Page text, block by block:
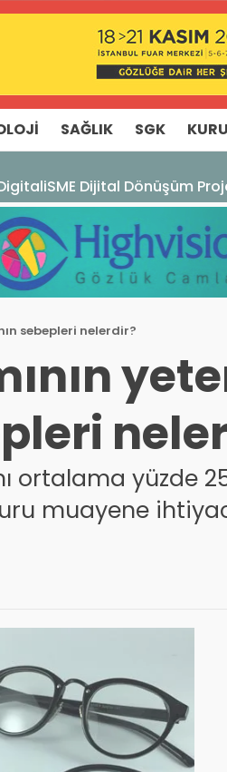
SAĞLIK SGK
Dijital Dönüşüm
sebepleri nelerdir?
ortalama yüzde
muayene